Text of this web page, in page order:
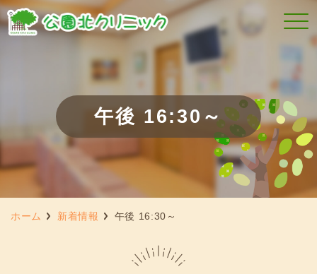
午後 16:30～
ホーム 新着情報 午後 16:30～